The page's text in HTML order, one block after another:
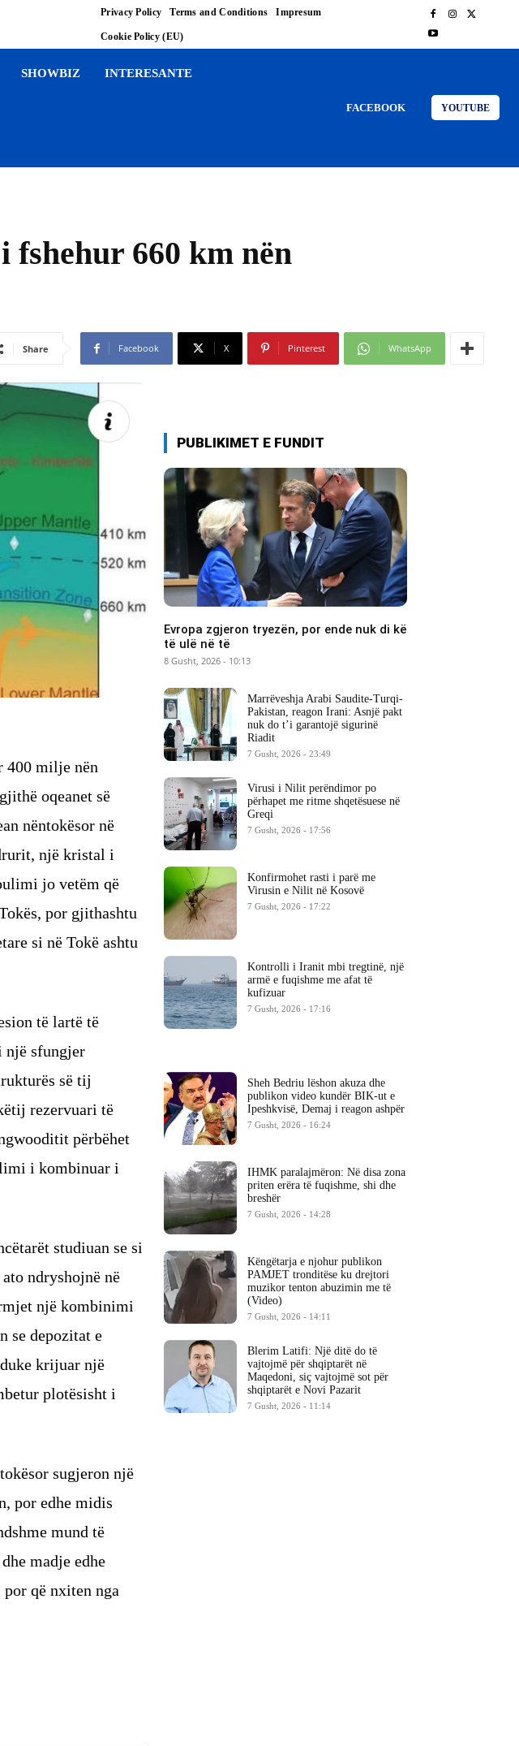
Privacy Policy Terms and Conditions Impresum
Cookie Policy (EU)
SHOWBIZ INTERESANTE
FACEBOOK YOUTUBE
fshehur 660 km nën
Share Facebook X Pinterest WhatsApp
400 milje nën
oqeanet së
nëntokësor në
një kristal i
jo vetëm që
por gjithashtu
si në Tokë ashtu
të lartë të
një sfungjer
së tij
rezervuari të
përbëhet
i kombinuar i
studiuan se si
ndryshojnë në
një kombinimi
se depozitat e
krijuar një
plotësisht i
sugjeron një
por edhe midis
mund të
madje edhe
që nxiten nga
PUBLIKIMET E FUNDIT
Evropa zgjeron tryezën, por ende nuk di kë
të ulë në të
8 Gusht, 2026 - 10:13
Marrëveshja Arabi Saudite-Turqi-
Pakistan, reagon Irani: Asnjë pakt
nuk do t’i garantojë sigurinë
Riadit
7 Gusht, 2026 - 23:49
Virusi i Nilit perëndimor po
përhapet me ritme shqetësuese në
Greqi
7 Gusht, 2026 - 17:56
Konfirmohet rasti i parë me
Virusin e Nilit në Kosovë
7 Gusht, 2026 - 17:22
Kontrolli i Iranit mbi tregtinë, një
armë e fuqishme me afat të
kufizuar
7 Gusht, 2026 - 17:16
Sheh Bedriu lëshon akuza dhe
publikon video kundër BIK-ut e
Ipeshkvisë, Demaj i reagon ashpër
7 Gusht, 2026 - 16:24
IHMK paralajmëron: Në disa zona
priten erëra të fuqishme, shi dhe
breshër
7 Gusht, 2026 - 14:28
Këngëtarja e njohur publikon
PAMJET tronditëse ku drejtori
muzikor tenton abuzimin me të
(Video)
7 Gusht, 2026 - 14:11
Blerim Latifi: Një ditë do të
vajtojmë për shqiptarët në
Maqedoni, siç vajtojmë sot për
shqiptarët e Novi Pazarit
7 Gusht, 2026 - 11:14